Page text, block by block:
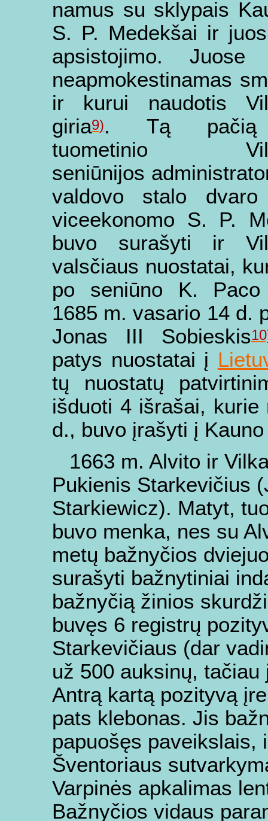
namus su sklypais
S. P. Medekšai ir
apsistojimo.
neapmokestinamas
ir kurui naudotis
giria9). Tą pačią
tuometinio
seniūnijos
valdovo stalo dvaro
viceekonomo S. P.
buvo surašyti ir
valsčiaus nuostatai,
po seniūno K. Paco
1685 m. vasario 14 d.
Jonas III Sobieskis
patys nuostatai į
tų nuostatų
išduoti 4 išrašai,
d., buvo įrašyti į
1663 m. Alvito ir
Pukienis Starkevičius
Starkiewicz). Matyt,
buvo menka, nes su
metų bažnyčios
surašyti bažnytiniai
bažnyčią žinios
buvęs 6 registrų
Starkevičiaus (dar
už 500 auksinų,
Antrą kartą pozityvą
pats klebonas. Jis
papuošęs paveikslais,
Šventoriaus
Varpinės apkalimas
Bažnyčios vidaus